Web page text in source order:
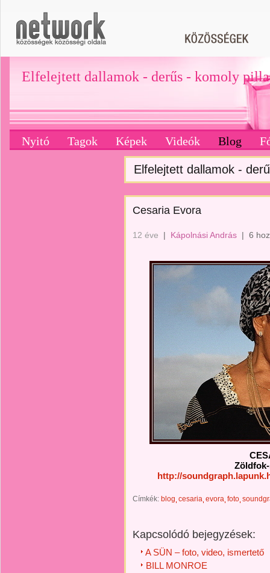
Elfelejtett dallamok - derűs - komoly
Nyitó Tagok Képek Videók Blog
Elfelejtett dallamok -
Cesaria Evora
12 éve | Kápolnási András | 6
http://
Címkék: blog cesaria evora foto
Kapcsolódó bejegyzések:
A SÜN – foto, video, ismertető
BILL MONROE